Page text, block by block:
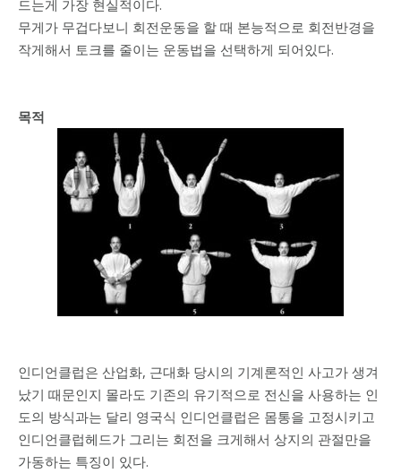
드는게 가장 현실적이다.
무게가 무겁다보니 회전운동을 할 때 본능적으로 회전반경을
작게해서 토크를 줄이는 운동법을 선택하게 되어있다.
목적
인디언클럽은 산업화, 근대화 당시의 기계론적인 사고가 생겨
났기 때문인지 몰라도 기존의 유기적으로 전신을 사용하는 인
도의 방식과는 달리 영국식 인디언클럽은 몸통을 고정시키고
인디언클럽헤드가 그리는 회전을 크게해서 상지의 관절만을
가동하는 특징이 있다.